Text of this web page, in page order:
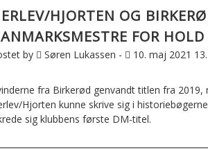
HJORTEN OG
FOR
by Søren Lukassen - 10. maj 2021
fra Birkerød genvandt titlen fra 2019,
Hjorten kunne skrive sig i
sig klubbens første DM-titel.